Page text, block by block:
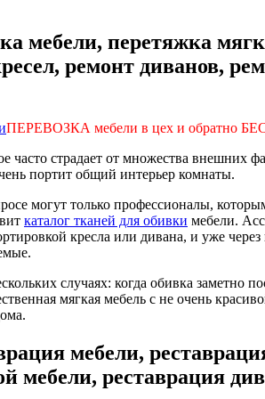
мебели, перетяжка
ремонт диванов,
ПЕРЕВОЗКА мебели в цех и обратно
часто страдает от множества внешних
портит общий интерьер комнаты.
могут только профессионалы,
каталог тканей для обивки мебели.
кресла или дивана, и уже
случаях: когда обивка заметно
мягкая мебель с не очень
мебели,
мебели, реставрация